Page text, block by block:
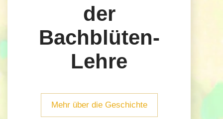
der
Bachblüten-
Lehre
Mehr über die Geschichte